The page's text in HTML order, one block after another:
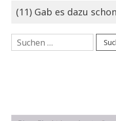
(11) Gab es dazu
Suchen
nach: